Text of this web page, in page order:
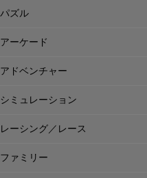
パズル
アーケード
アドベンチャー
シミュレーション
レーシング／レース
ファミリー